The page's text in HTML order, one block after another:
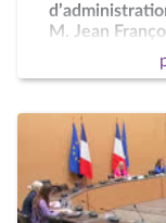
M. Jean